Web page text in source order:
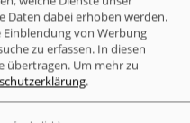
von ständigen
dabei erhoben werden.
von Werbung
zu erfassen. In diesen
übertragen. Um mehr zu
.